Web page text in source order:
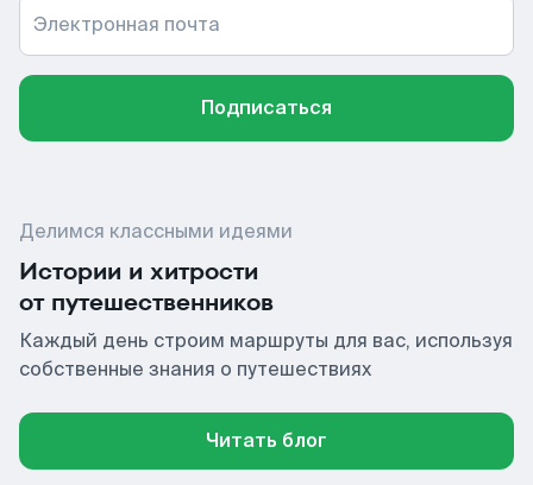
Электронная почта
Подписаться
Делимся классными идеями
Истории и хитрости
от путешественников
Каждый день строим маршруты для вас, используя
собственные знания о путешествиях
Читать блог